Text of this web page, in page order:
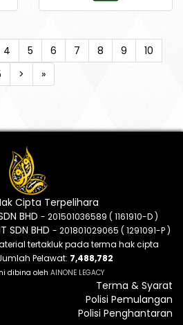
4 5 6 7 8 9
10
> »
Cipta Terpelihara
BHD - 201501036589 ( 1161910-D )
SDN BHD - 201801029065 ( 1291091-P )
tertakluk pada terma hak cipta
Pelawat: 7,488,782
dibina oleh AINONE LEGACY
Terma & Syarat
Polisi Pemulangan
Polisi Penghantaran